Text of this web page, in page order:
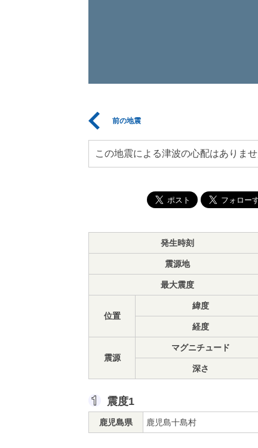
前の地震
この地震による津波の心配はありませ
発生時刻
震源地
最大震度
位置
緯度
経度
震源
マグニチュード
深さ
震度1
鹿児島県 鹿児島十島村